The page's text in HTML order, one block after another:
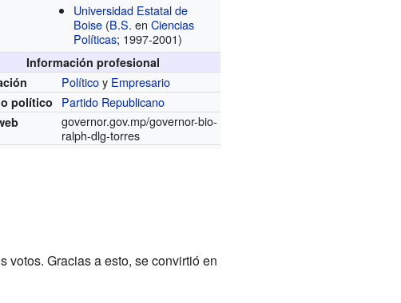
Universidad Estatal de
Boise (B.S. en Ciencias
Políticas; 1997-2001)
Información profesional
Políticoy Empresario
político Partido Republicano
governor.gov.mp/governor-bio-
ralph-dlg-torres
votos. Gracias a esto, se convirtió en